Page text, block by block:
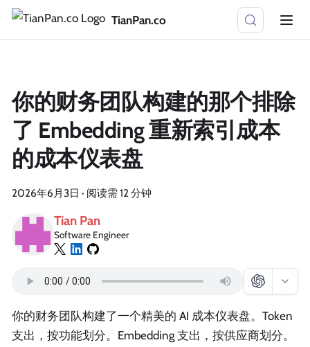
TianPan.co
你的财务团队构建的那个排除
了 Embedding 重新索引成本
的成本仪表盘
2026年6月3日 · 阅读需 12 分钟
Tian Pan
Software Engineer
你的财务团队构建了一个精美的 AI 成本仪表盘。Token
支出，按功能划分。Embedding 支出，按供应商划分。